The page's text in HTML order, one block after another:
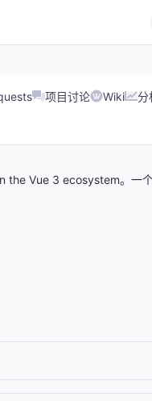
项目讨论 Wiki 分
Vue 3 ecosystem。一